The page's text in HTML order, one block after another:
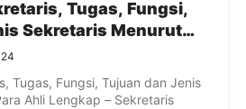
Tugas, Fungsi,
Sekretaris Menurut
Tugas, Fungsi, Tujuan dan Jenis
Ahli Lengkap – Sekretaris